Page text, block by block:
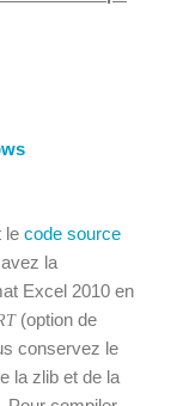
le code source
la
Excel 2010 en
(option de
conservez le
la zlib et de la